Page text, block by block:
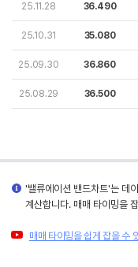
25.11.28 36.490
25.10.31 35.080
25.09.30 36.860
25.08.29 36.500
'밸류에이션 밴드차트'는 데
계산합니다. 매매 타이밍을
매매 타이밍을 쉽게 잡을 수